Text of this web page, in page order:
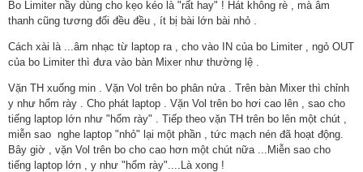
Bo Limiter nầy dùng cho kẹo kéo là "rất hay" ! Hát không rè , mà âm
thanh cũng tương đối đều đều , ít bị bài lớn bài nhỏ .
Cách xài là ...âm nhạc từ laptop ra , cho vào IN của bo Limiter , ngỏ OUT
của bo Limiter thì đưa vào bàn Mixer như thường lệ .
Vặn TH xuống min . Vặn Vol trên bo phân nửa . Trên bàn Mixer thì chỉnh
y như hổm rày . Cho phát laptop . Vặn Vol trên bo hơi cao lên , sao cho
tiếng laptop lớn như "hổm rày" . Tiếp theo vặn TH trên bo lên một chút ,
miễn sao nghe laptop "nhỏ" lại một phần , tức mạch nén đã hoạt động.
Bây giờ , vặn Vol trên bo cho cao hơn một chút nữa ...Miễn sao cho
tiếng laptop lớn , y như "hổm rày"....Là xong !